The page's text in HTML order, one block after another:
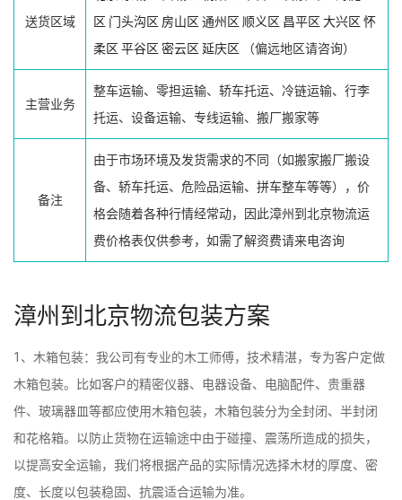
送货区域
区 门头沟区 房山区 通州区 顺义区 昌平区 大兴区 怀
柔区 平谷区 密云区 延庆区 （偏远地区请咨询）
主营业务
整车运输、零担运输、轿车托运、冷链运输、行李
托运、设备运输、专线运输、搬厂搬家等
备注
由于市场环境及发货需求的不同（如搬家搬厂搬设
备、轿车托运、危险品运输、拼车整车等等），价
格会随着各种行情经常动，因此漳州到北京物流运
费价格表仅供参考，如需了解资费请来电咨询
漳州到北京物流包装方案
1、木箱包装：我公司有专业的木工师傅，技术精湛，专为客户定做
木箱包装。比如客户的精密仪器、电器设备、电脑配件、贵重器
件、玻璃器皿等都应使用木箱包装，木箱包装分为全封闭、半封闭
和花格箱。以防止货物在运输途中由于碰撞、震荡所造成的损失，
以提高安全运输，我们将根据产品的实际情况选择木材的厚度、密
度、长度以包装稳固、抗震适合运输为准。